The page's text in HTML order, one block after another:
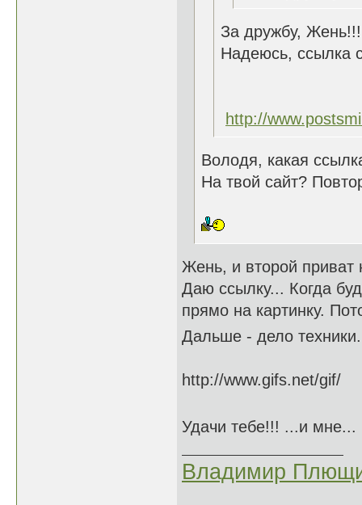
За дружбу,
Надеюсь, ссылка
http://
Володя, какая
На твой сайт?
Жень, и второй
Даю ссылку... Когда
прямо на картинку.
Дальше - дело
http://www.gifs.net/gif/
Удачи тебе!!! ...и мне...
Владимир